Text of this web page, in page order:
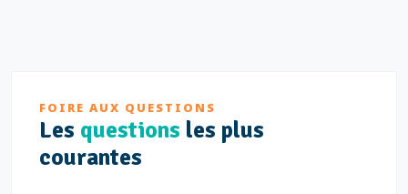
FOIRE AUX QUESTIONS
Les questions les plus
courantes